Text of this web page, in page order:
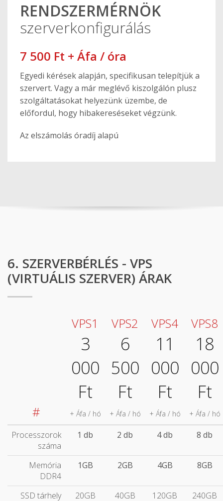
RENDSZERMÉRNÖK
szerverkonfigurálás
7 500 Ft + Áfa / óra
Egyedi kérések alapján, specifikusan telepítjük a
szervert. Vagy a már meglévő kiszolgálón plusz
szolgáltatásokat helyezünk üzembe, de
előfordul, hogy hibakereséseket végzünk.
Az elszámolás óradíj alapú
6. SZERVERBÉRLÉS - VPS
(VIRTUÁLIS SZERVER) ÁRAK
#
VPS1
3
000
Ft
+ Áfa / hó
VPS2
6
500
Ft
+ Áfa / hó
VPS4
11
000
Ft
+ Áfa / hó
VPS8
18
000
Ft
+ Áfa / hó
Processzorok
száma
1 db 2 db 4 db 8 db
Memória
DDR4
1GB 2GB 4GB 8GB
SSD tárhely 20GB 40GB 120GB 240GB